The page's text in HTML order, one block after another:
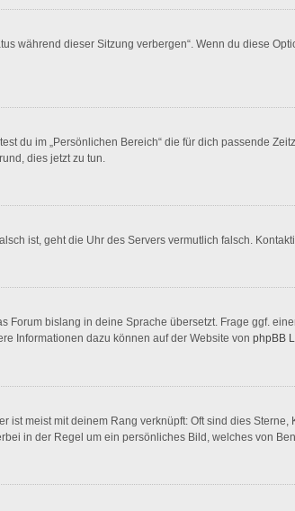
während dieser Sitzung verbergen“. Wenn du diese
du im „Persönlichen Bereich“ die für dich passende
dies jetzt zu tun.
ist, geht die Uhr des Servers vermutlich falsch.
bislang in deine Sprache übersetzt. Frage ggf.
Informationen dazu können auf der Website von phpBB
meist mit deinem Rang verknüpft: Oft sind dies
in der Regel um ein persönliches Bild, welches von